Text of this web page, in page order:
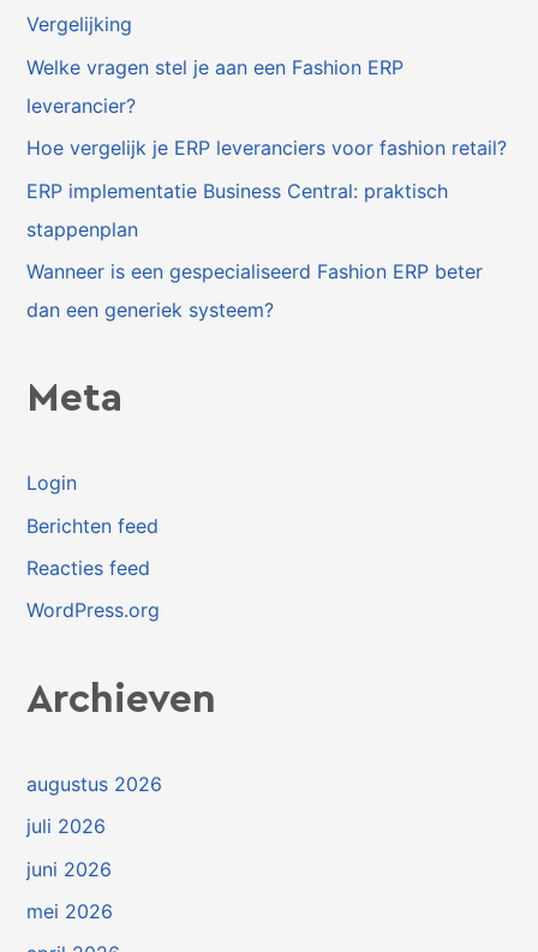
Vergelijking
Welke vragen stel je aan een Fashion ERP
leverancier?
Hoe vergelijk je ERP leveranciers voor fashion retail?
ERP implementatie Business Central: praktisch
stappenplan
Wanneer is een gespecialiseerd Fashion ERP beter
dan een generiek systeem?
Meta
Login
Berichten feed
Reacties feed
WordPress.org
Archieven
augustus 2026
juli 2026
juni 2026
mei 2026